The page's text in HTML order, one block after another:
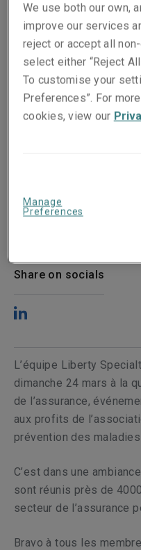
Publié le
Share on socials
L’équipe Liberty
dimanche 24 mars à la
de l’assurance,
aux profits de
prévention des
C’est dans une
sont réunis près de
secteur de l’assurance
Bravo à tous les
We use both our own,
improve our services
reject or accept all
select either “Reject
To customise your
Preferences”. For
cookies, view our
Manage
Preferences